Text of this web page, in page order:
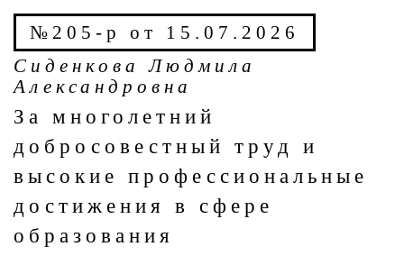
№205-р от 15.07.2026
Сиденкова Людмила
Александровна
За многолетний
добросовестный труд и
высокие профессиональные
достижения в сфере
образования